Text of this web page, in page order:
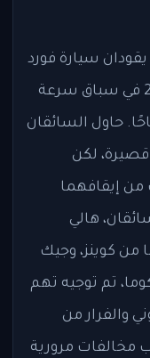
سيارة فورد
موستانج 2019 و دودج تشارجر 2023 في سباق سرعة
حوالي الساعة 12:50 صباحًا. حاول السائقان
لكن
إيقافهما
هالي
من العمر 22 عامًا من كوينز، وجيك
تم توجيه تهم
والفرار من
مخالفات مرورية